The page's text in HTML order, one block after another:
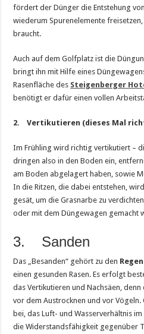
fördert der Dünger die Entstehung
wiederum Spurenelemente
braucht.
Auch auf dem Golfplatz ist die
bringt ihn mit Hilfe eines
Rasenfläche des Steigenberger
benötigt er dafür einen vollen
2. Vertikutieren (dieses Mal
Im Frühling wird richtig vertikutiert –
dringen also in den Boden ein,
am Boden abgelagert haben, sowie
In die Ritzen, die dabei entstehen,
gesät, um die Grasnarbe zu
oder mit dem Düngewagen gemacht
3. Sanden
Das „Besanden“ gehört zu den
einen gesunden Rasen. Es erfolgt
das Vertikutieren und Nachsäen,
vor dem Austrocknen und vor
bei, das Luft- und Wasserverhältnis
die Widerstandsfähigkeit gegenüber